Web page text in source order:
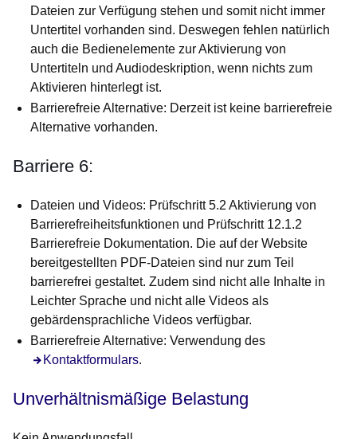
Dateien zur Verfügung stehen und somit nicht immer
Untertitel vorhanden sind. Deswegen fehlen natürlich
auch die Bedienelemente zur Aktivierung von
Untertiteln und Audiodeskription, wenn nichts zum
Aktivieren hinterlegt ist.
Barrierefreie Alternative: Derzeit ist keine barrierefreie
Alternative vorhanden.
Barriere 6:
Dateien und Videos: Prüfschritt 5.2 Aktivierung von
Barrierefreiheitsfunktionen und Prüfschritt 12.1.2
Barrierefreie Dokumentation. Die auf der Website
bereitgestellten PDF-Dateien sind nur zum Teil
barrierefrei gestaltet. Zudem sind nicht alle Inhalte in
Leichter Sprache und nicht alle Videos als
gebärdensprachliche Videos verfügbar.
Barrierefreie Alternative: Verwendung des
Kontaktformulars.
Unverhältnismäßige Belastung